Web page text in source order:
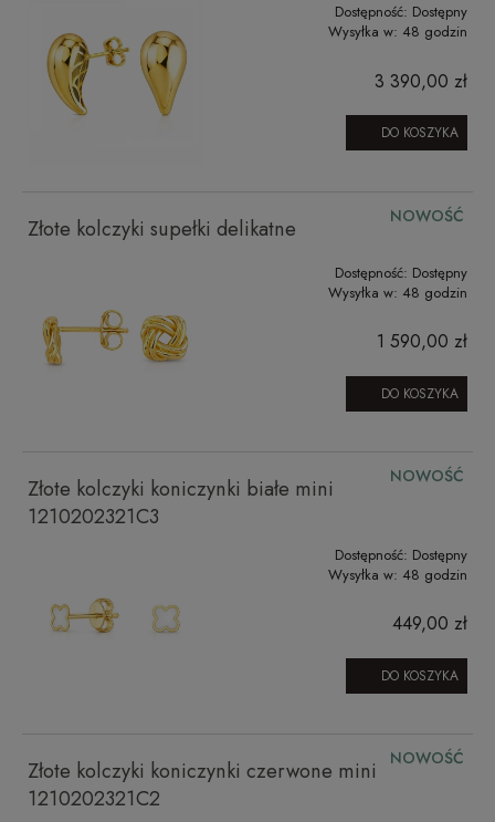
Dostępność: Dostępny
Wysyłka w: 48 godzin
3 390,00 zł
DO KOSZYKA
Złote kolczyki supełki delikatne
Dostępność: Dostępny
Wysyłka w: 48 godzin
1 590,00 zł
DO KOSZYKA
NOWOŚĆ
Złote kolczyki koniczynki białe mini
1210202321C3
Dostępność: Dostępny
Wysyłka w: 48 godzin
449,00 zł
DO KOSZYKA
NOWOŚĆ
Złote kolczyki koniczynki czerwone mini
1210202321C2
NOWOŚĆ